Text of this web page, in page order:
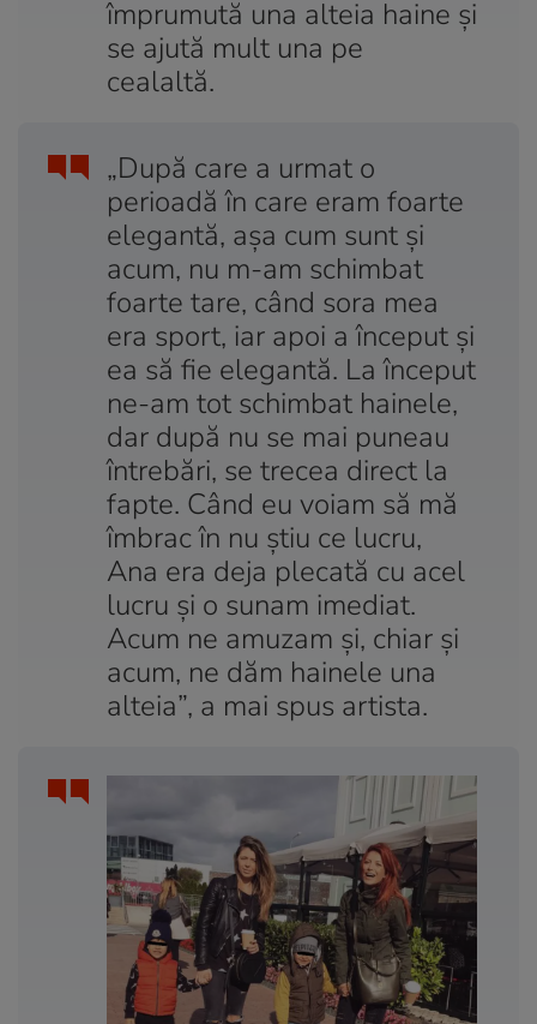
împrumută una alteia haine și
se ajută mult una pe
cealaltă.
„După care a urmat o
perioadă în care eram foarte
elegantă, așa cum sunt și
acum, nu m-am schimbat
foarte tare, când sora mea
era sport, iar apoi a început și
ea să fie elegantă. La început
ne-am tot schimbat hainele,
dar după nu se mai puneau
întrebări, se trecea direct la
fapte. Când eu voiam să mă
îmbrac în nu știu ce lucru,
Ana era deja plecată cu acel
lucru și o sunam imediat.
Acum ne amuzam și, chiar și
acum, ne dăm hainele una
alteia”, a mai spus artista.